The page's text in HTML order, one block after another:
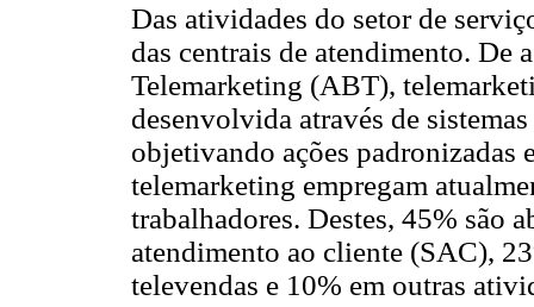
Das atividades do setor de
das centrais de atendimento. De
Telemarketing (ABT),
desenvolvida através de
objetivando ações padronizadas
telemarketing empregam
trabalhadores. Destes, 45% são
atendimento ao cliente (SAC),
televendas e 10% em outras